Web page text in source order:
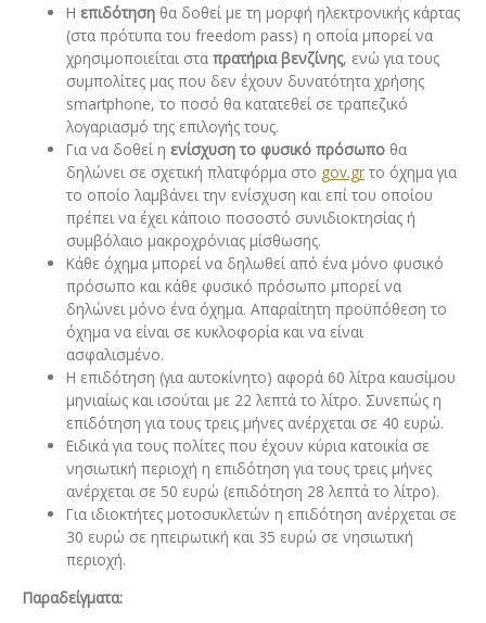
Η επιδότηση θα δοθεί με τη μορφή ηλεκτρονικής κάρτας
(στα πρότυπα του freedom pass) η οποία μπορεί να
χρησιμοποιείται σταπρατήρια βενζίνης, ενώ για τους
συμπολίτες μας που δεν έχουν δυνατότητα χρήσης
smartphone, το ποσό θα κατατεθεί σε τραπεζικό
λογαριασμό της επιλογής τους.
Για να δοθεί η ενίσχυση το φυσικό πρόσωπο θα
δηλώνει σε σχετική πλατφόρμα στο gov.gr το όχημα για
το οποίο λαμβάνει την ενίσχυση και επί του οποίου
πρέπει να έχει κάποιο ποσοστό συνιδιοκτησίας ή
συμβόλαιο μακρoχρόνιας μίσθωσης.
Κάθε όχημα μπορεί να δηλωθεί από ένα μόνο φυσικό
πρόσωπο και κάθε φυσικό πρόσωπο μπορεί να
δηλώνει μόνο ένα όχημα. Απαραίτητη προϋπόθεση το
όχημα να είναι σε κυκλοφορία και να είναι
ασφαλισμένο.
Η επιδότηση (για αυτοκίνητο) αφορά 60 λίτρα καυσίμου
μηνιαίως και ισούται με 22 λεπτά το λίτρο. Συνεπώς η
επιδότηση για τους τρεις μήνες ανέρχεται σε 40 ευρώ.
Ειδικά για τους πολίτες που έχουν κύρια κατοικία σε
νησιωτική περιοχή η επιδότηση για τους τρεις μήνες
ανέρχεται σε 50 ευρώ (επιδότηση 28 λεπτά το λίτρο).
Για ιδιοκτήτες μοτοσυκλετών η επιδότηση ανέρχεται σε
30 ευρώ σε ηπειρωτική και 35 ευρώ σε νησιωτική
περιοχή.
Παραδείγματα: